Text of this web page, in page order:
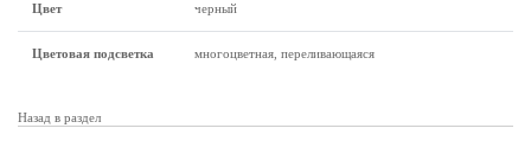
Цвет черный
Цветовая подсветка многоцветная, переливающаяся
Назад в раздел